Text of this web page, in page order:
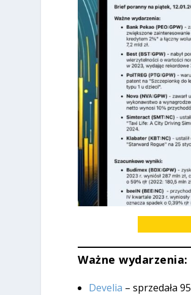
Ważne wydarzenia:
Develia – sprzedała